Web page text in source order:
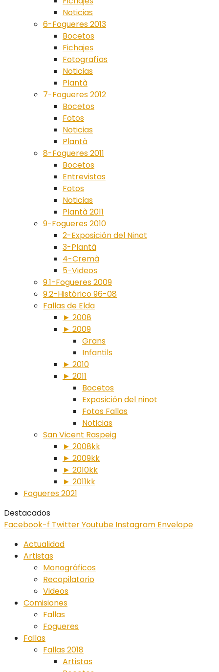
Noticias
6-Fogueres 2013
Bocetos
Fichajes
Fotografías
Noticias
Plantà
7-Fogueres 2012
Bocetos
Fotos
Noticias
Plantà
8-Fogueres 2011
Bocetos
Entrevistas
Fotos
Noticias
Plantà 2011
9-Fogueres 2010
2-Exposición del Ninot
3-Plantà
4-Cremà
5-Videos
9.1-Fogueres 2009
9.2-Histórico 96-08
Fallas de Elda
► 2008
► 2009
Grans
Infantils
► 2010
► 2011
Bocetos
Exposición del ninot
Fotos Fallas
Noticias
San Vicent Raspeig
► 2008kk
► 2009kk
► 2010kk
► 2011kk
Fogueres 2021
Destacados
Facebook-f TwitterYoutube Instagram Envelope
Actualidad
Artistas
Monográficos
Recopilatorio
Videos
Comisiones
Fallas
Fogueres
Fallas
Fallas 2018
Artistas